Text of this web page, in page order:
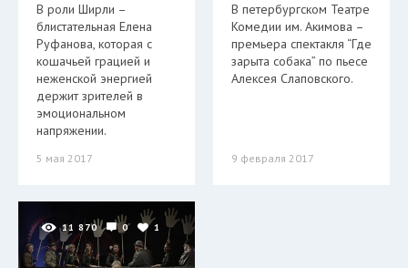
В роли Ширли –
блистательная Елена
Руфанова, которая с
кошачьей грацией и
неженской энергией
держит зрителей в
эмоциональном
напряжении.
5 мая 2017
В петербургском Театре
Комедии им. Акимова –
премьера спектакля “Где
зарыта собака” по пьесе
Алексея Слаповского.
9 февраля 2017
11 870 0 1